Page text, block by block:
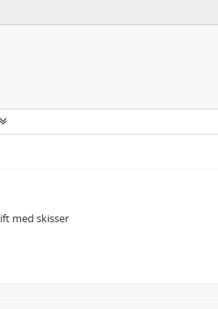
med skisser